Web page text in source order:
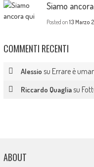
Siamo
Posted on 13 Marzo
COMMENTI RECENTI
Alessio su Errare è
Riccardo Quagliasu
ABOUT